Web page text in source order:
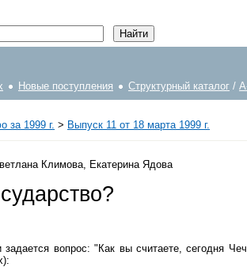
Новые поступления Структурный каталог /
1999 г. > Выпуск 11 от 18 марта 1999 г.
Климова, Екатерина Ядова
вопрос: "Как вы считаете, сегодня